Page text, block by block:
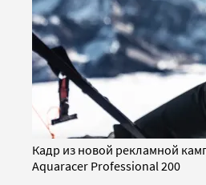
Кадр из новой рекламной
Aquaracer Professional 200